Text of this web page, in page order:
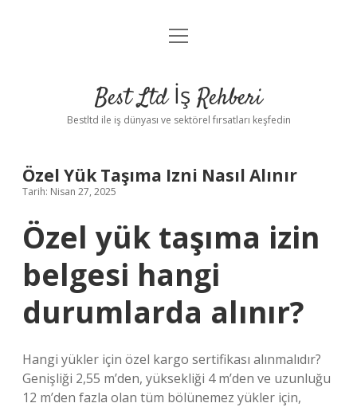
Anasayfa
Yasal Uyarı
menüyü
Best Ltd İş Rehberi
Bestltd ile iş dünyası ve sektörel fırsatları keşfedin
Özel Yük Taşıma Izni Nasıl Alınır
Tarih: Nisan 27, 2025
Özel yük taşıma izin
belgesi hangi
durumlarda alınır?
Hangi yükler için özel kargo sertifikası alınmalıdır?
Genişliği 2,55 m’den, yüksekliği 4 m’den ve uzunluğu
12 m’den fazla olan tüm bölünemez yükler için,